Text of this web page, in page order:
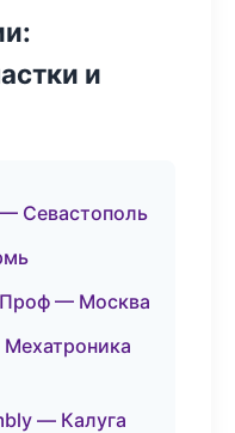
и
Севастополь
— Москва
— Калуга